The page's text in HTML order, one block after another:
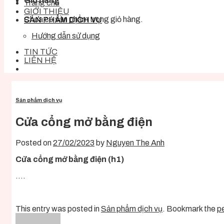
Chưa có sản phẩm trong giỏ hàng.
Trang chủ
GIỚI THIỆU
SẢN PHẨM DỊCH VỤ
Hướng dẫn sử dụng
TIN TỨC
LIÊN HỆ
Sản phẩm dịch vụ
Cửa cổng mở bằng điện
Posted on27/02/2023 by Nguyen The Anh
Cửa cổng mở bằng điện (h1)
….
This entry was posted inSản phẩm dịch vụ. Bookmark the